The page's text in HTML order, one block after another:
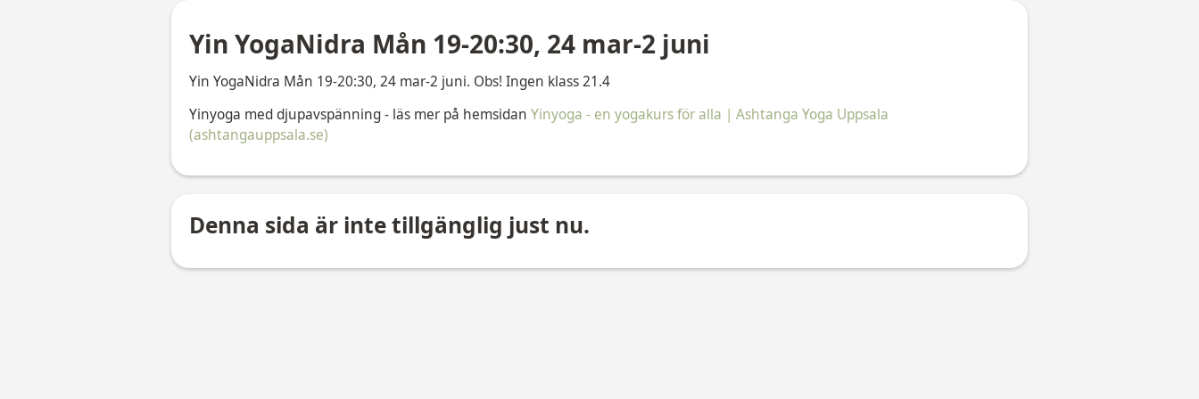
Yin YogaNidra Mån 19-20:30, 24 mar-2 juni
Yin YogaNidra Mån 19-20:30, 24 mar-2 juni. Obs! Ingen klass 21.4
Yinyoga med djupavspänning - läs mer på hemsidan Yinyoga - en yogakurs för alla | Ashtanga Yoga Uppsala
(ashtangauppsala.se)
Denna sida är inte tillgänglig just nu.